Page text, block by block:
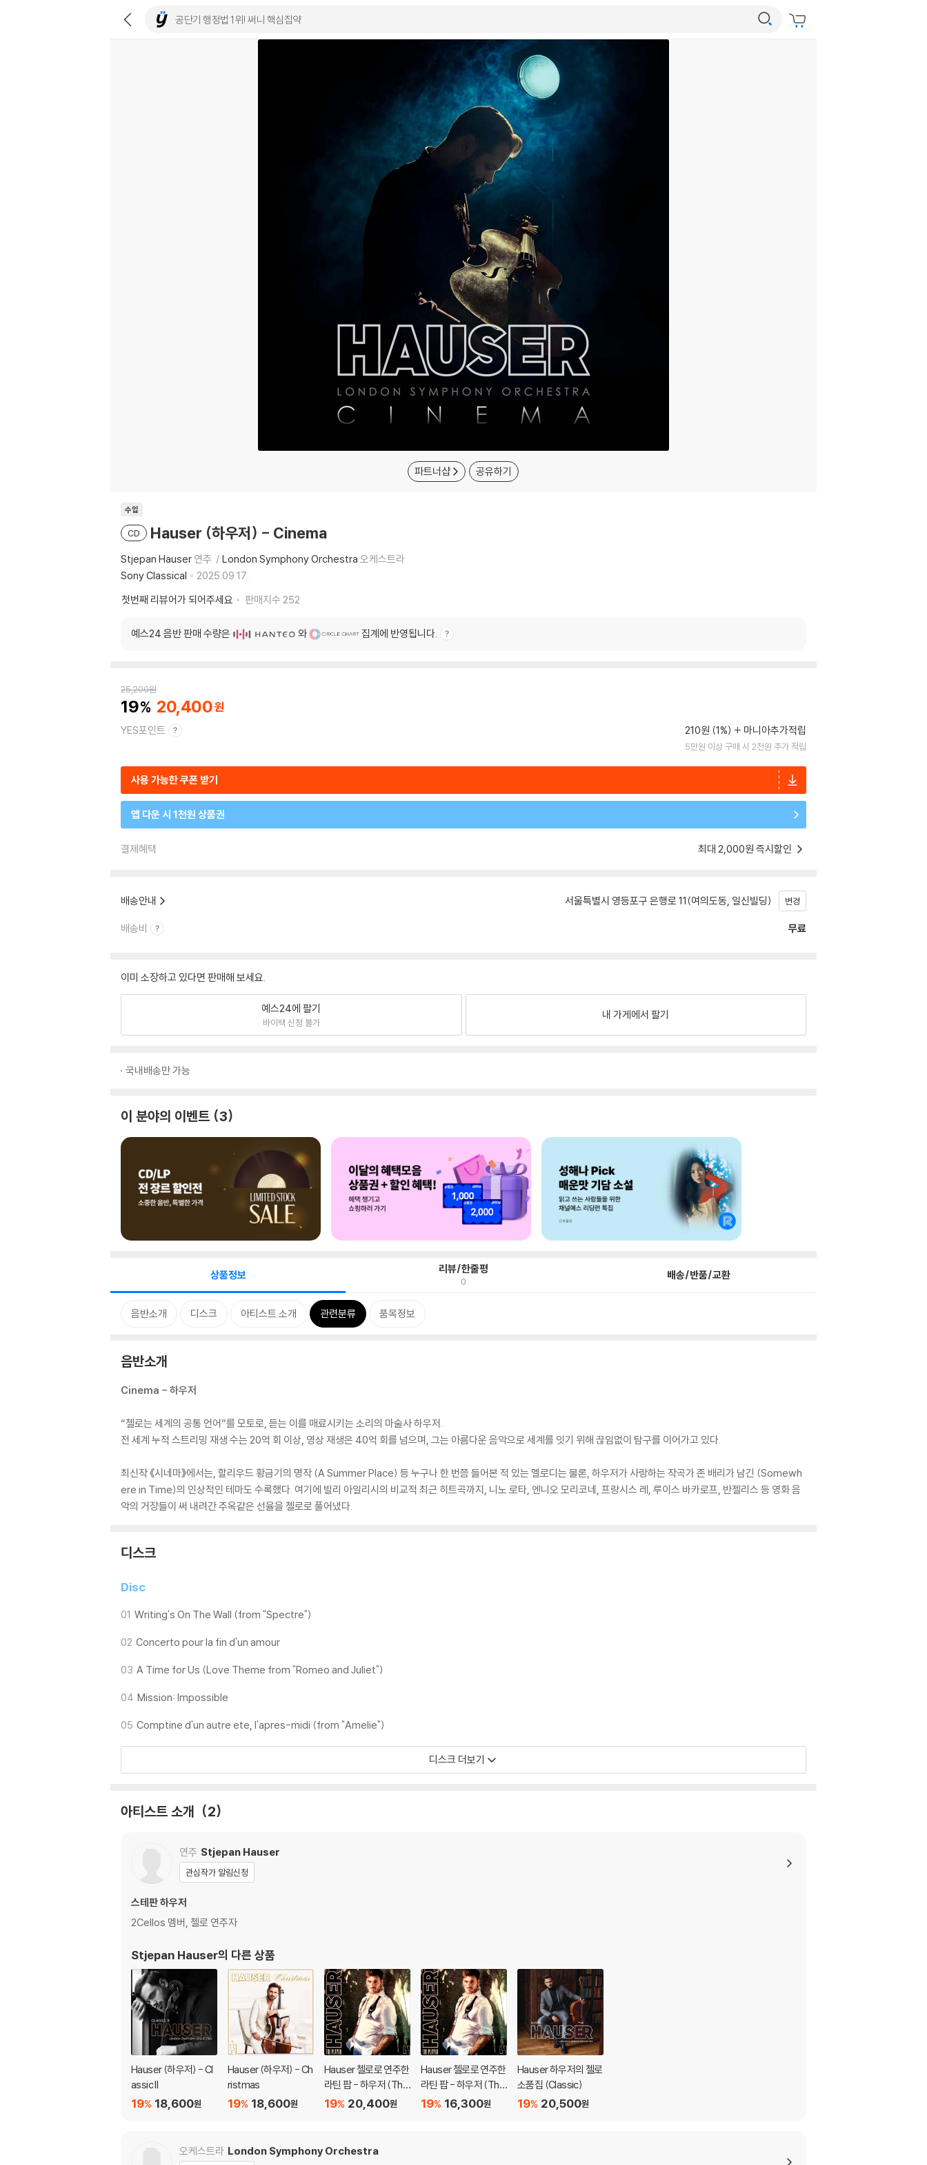
파트너샵 공유하기
수입
CD Hauser (하우저) - Cinema
Stjepan Hauser 연주 London Symphony Orchestra 오케스트라
Sony Classical
2025.09.17.
첫번째 리뷰어가 되어주세요
판매지수 252
예스24 음반 판매 수량은 와 집계에 반영됩니다.
25,200원
19 20,400
YES포인트 210원 (1%) 마니아추가적립
5만원 이상 구매 시 2천원 추가 적립
사용 가능한 쿠폰 받기
앱 다운 시 1천원 상품권
결제혜택 최대 2,000원 즉시할인
배송안내 서울특별시 영등포구 은행로 11(여의도동, 일신빌딩) 변경
배송비 무료
이미 소장하고 있다면 판매해 보세요.
예스24에 팔기
바이백 신청 불가
내 가게에서 팔기
국내배송만 가능
이 분야의 이벤트 3
상품정보 리뷰/한줄평
0 배송/반품/교환
음반소개 디스크 아티스트 소개 관련분류 품목정보
음반소개
Cinema - 하우저
“첼로는 세계의 공통 언어”를 모토로, 듣는 이를 매료시키는 소리의 마술사 하우저.
전 세계 누적 스트리밍 재생 수는 20억 회 이상, 영상 재생은 40억 회를 넘으며, 그는 아름다운 음악으로 세계를 잇기 위해 끊임없이 탐구를 이어가고 있다.
최신작 《시네마》에서는, 할리우드 황금기의 명작 (A Summer Place) 등 누구나 한 번쯤 들어본 적 있는 멜로디는 물론, 하우저가 사랑하는 작곡가 존 배리가 남긴 (Somewh
ere in Time)의 인상적인 테마도 수록했다. 여기에 빌리 아일리시의 비교적 최근 히트곡까지, 니노 로타, 엔니오 모리코네, 프랑시스 레, 루이스 바카로프, 반젤리스 등 영화 음
악의 거장들이 써 내려간 주옥같은 선율을 첼로로 풀어냈다.
디스크
Disc
01 Writing's On The Wall (from "Spectre")
02 Concerto pour la fin d'un amour
03 A Time for Us (Love Theme from "Romeo and Juliet")
04 Mission: Impossible
05 Comptine d'un autre ete, l'apres-midi (from "Amelie")
디스크 더보기
아티스트 소개 2
연주 Stjepan Hauser
관심작가 알림신청
스테판 하우저
2Cellos 멤버, 첼로 연주자
Stjepan Hauser의 다른 상품
Hauser (하우저) - Cl
assic II
18,600원
19%
Hauser (하우저) - Ch
ristmas
18,600원
19%
Hauser 첼로로 연주한
라틴 팝 - 하우저 (The
Player)20,400원
19%
Hauser 첼로로 연주한
라틴 팝 - 하우저 (The
Player)16,300원
19%
Hauser 하우저의 첼로
소품집 (Classic)
20,500원
19%
오케스트라 London Symphony Orchestra